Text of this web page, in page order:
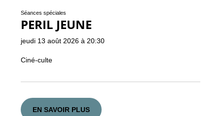
Séances spéciales
PERIL JEUNE
jeudi 13 août 2026 à 20:30
Ciné-culte
EN SAVOIR PLUS